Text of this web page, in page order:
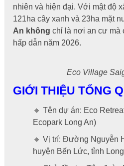
nhiên và hiện đại. Với mật độ
121ha cây xanh và 23ha mặt
An không chỉ là nơi an cư mà
hấp dẫn năm 2026.
Eco Village
GIỚI THIỆU TỔNG
🔸 Tên dự án: Eco
Ecopark Long An)
🔸 Vị trí: Đường Nguyễn
huyện Bến Lức, tỉnh